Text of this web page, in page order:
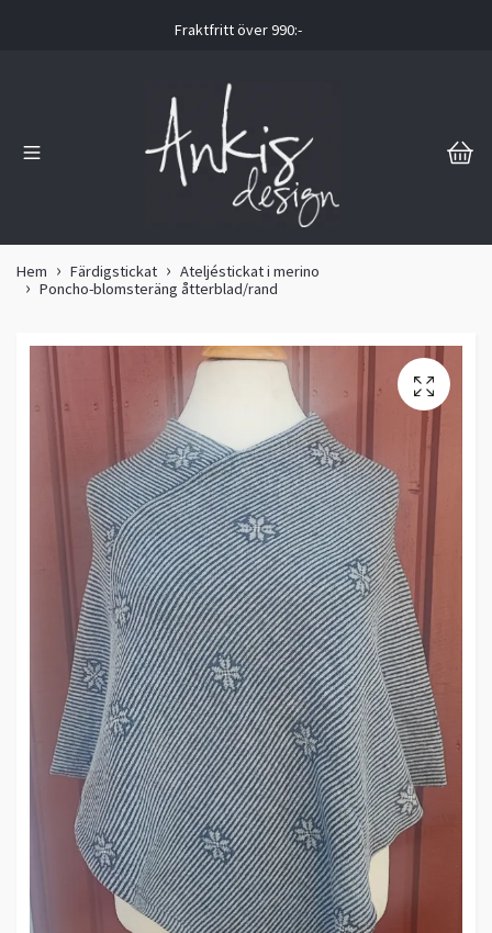
Fraktfritt över 990:-
Hem Färdigstickat
Ateljéstickat i merino
Poncho-blomsteräng åtterblad/rand